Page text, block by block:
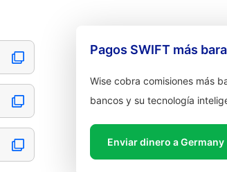
Pagos SWIFT más
Wise cobra comisiones más
bancos y su tecnología
Enviar dinero a Germany